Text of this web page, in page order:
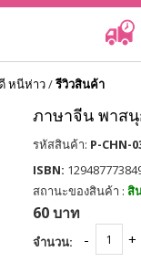
หนีห่าว/รีวิวสินค้า
ภาษาจีน พาส
รหัสสินค้า: P-CHN-
ISBN:
สถานะของสินค้า : สิ
60 บาท
จำนวน: